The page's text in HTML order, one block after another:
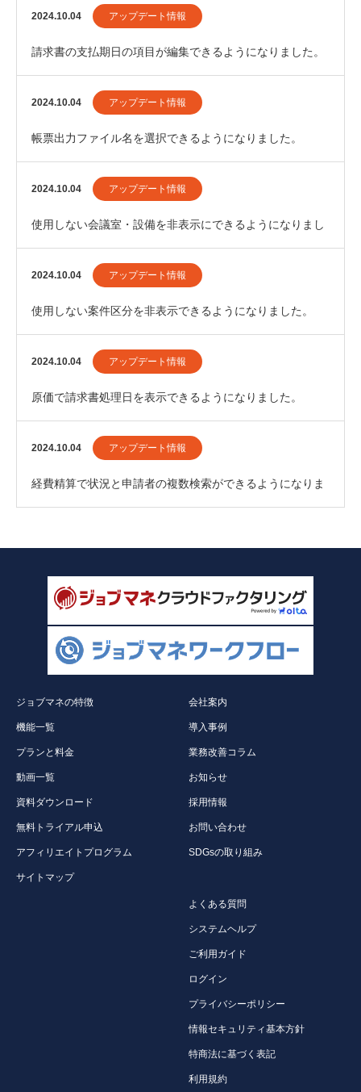
2024.10.04 アップデート情報
請求書の支払期日の項目が編集できるようになりました。
2024.10.04 アップデート情報
帳票出力ファイル名を選択できるようになりました。
2024.10.04 アップデート情報
使用しない会議室・設備を非表示にできるようになりまし
た。
2024.10.04 アップデート情報
使用しない案件区分を非表示できるようになりました。
2024.10.04 アップデート情報
原価で請求書処理日を表示できるようになりました。
2024.10.04 アップデート情報
経費精算で状況と申請者の複数検索ができるようになりま
ジョブマネの特徴
機能一覧
プランと料金
動画一覧
資料ダウンロード
無料トライアル申込
アフィリエイトプログラム
サイトマップ
会社案内
導入事例
業務改善コラム
お知らせ
採用情報
お問い合わせ
SDGsの取り組み
よくある質問
システムヘルプ
ご利用ガイド
ログイン
プライバシーポリシー
情報セキュリティ基本方針
特商法に基づく表記
利用規約